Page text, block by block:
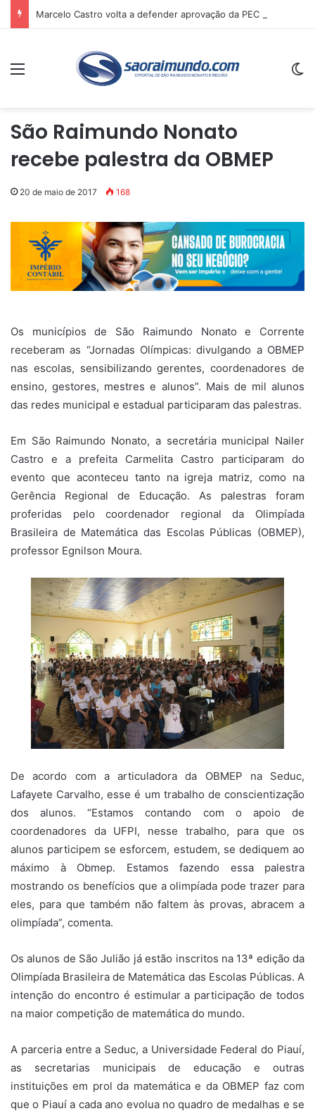
Menu
São Raimundo Nonato
recebe palestra da OBMEP
20 de maio de 2017 168
Os municípios de São Raimundo Nonato e Corrente
receberam as “Jornadas Olímpicas: divulgando a OBMEP
nas escolas, sensibilizando gerentes, coordenadores de
ensino, gestores, mestres e alunos”. Mais de mil alunos
das redes municipal e estadual participaram das palestras.
Em São Raimundo Nonato, a secretária municipal Nailer
Castro e a prefeita Carmelita Castro participaram do
evento que aconteceu tanto na igreja matriz, como na
Gerência Regional de Educação. As palestras foram
proferidas pelo coordenador regional da Olimpíada
Brasileira de Matemática das Escolas Públicas (OBMEP),
professor Egnilson Moura.
De acordo com a articuladora da OBMEP na Seduc,
Lafayete Carvalho, esse é um trabalho de conscientização
dos alunos. “Estamos contando com o apoio de
coordenadores da UFPI, nesse trabalho, para que os
alunos participem se esforcem, estudem, se dediquem ao
máximo à Obmep. Estamos fazendo essa palestra
mostrando os benefícios que a olimpíada pode trazer para
eles, para que também não faltem às provas, abracem a
olimpíada”, comenta.
Os alunos de São Julião já estão inscritos na 13ª edição da
Olimpíada Brasileira de Matemática das Escolas Públicas. A
intenção do encontro é estimular a participação de todos
na maior competição de matemática do mundo.
A parceria entre a Seduc, a Universidade Federal do Piauí,
as secretarias municipais de educação e outras
instituições em prol da matemática e da OBMEP faz com
que o Piauí a cada ano evolua no quadro de medalhas e se